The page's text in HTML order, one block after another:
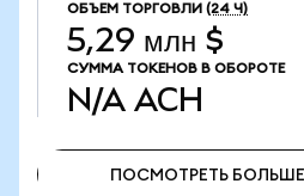
ОБЪЕМ ТОРГОВЛИ (24 Ч)
5,29 млн $
СУММА ТОКЕНОВ В ОБОРОТЕ
N/A ACH
ПОСМОТРЕТЬ